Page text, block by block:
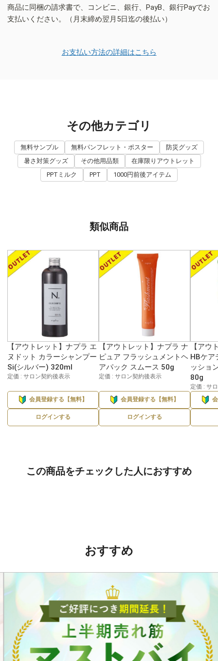
商品に同梱の請求書で、コンビニ、銀行、PayB、銀行Payでお
支払いください。（月末締め翌月5日迄の後払い）
お支払い方法の詳細はこちら
その他カテゴリ
無料サンプル 無料パンフレット・ポスター
防災グッズ
暑さ対策グッズ
その他用品類
在庫限りアウトレット
PPTミルク
PPT 1000円前後アイテム
類似商品
【アウトレット】ナプラ エ
ヌドット カラーシャンプー
Si(シルバー) 320ml
定価 : サロン契約後表示
会員登録する【無料】
ログインする
【アウトレット】ナプラ ナ
ピュア フラッシュメントヘ
アパック スムース 50g
定価 : サロン契約後表示
会員登録する【無料】
ログインする
【アウ
HBケア
ッショ
80g
定価 : サ
この商品をチェックした人におすすめ
おすすめ